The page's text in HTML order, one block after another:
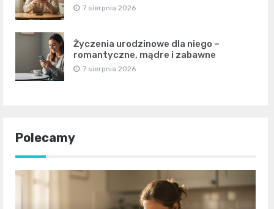
7 sierpnia 2026
Życzenia urodzinowe dla niego –
romantyczne, mądre i zabawne
7 sierpnia 2026
Polecamy